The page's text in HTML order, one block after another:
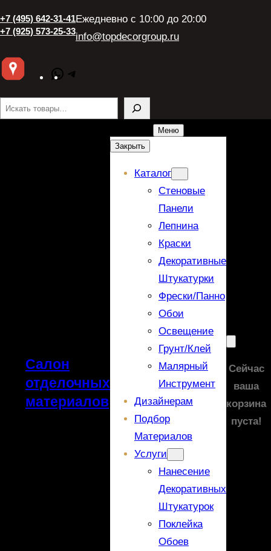
+7 (495) 642-31-41
+7 (925) 573-25-33
Ежедневно с 10:00 до 20:00
info@topdecorgroup.ru
WhatsApp
Поиск
Салон
отделочных
материалов
Меню
Закрыть
Каталог
Стеновые
Панели
Лепнина
Краски
Декоративные
Штукатурки
Фрески/панно
Обои
Освещение
Грунт/Клей
Малярный
Инструмент
Дизайнерам
Подбор
Материалов
Услуги
Нанесение
Декоративных
Штукатурок
Поклейка
Обоев
Сейчас
ваша
корзина
пуста!